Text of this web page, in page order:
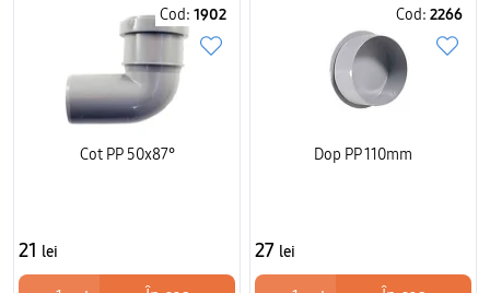
Cod: 1902
Cot PP 50x87°
21 lei
Cod: 2266
Dop PP 110mm
27 lei